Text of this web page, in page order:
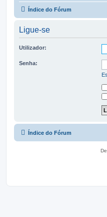
Índice do Fórum
Ligue-se
Utilizador:
Senha:
Índice do Fórum